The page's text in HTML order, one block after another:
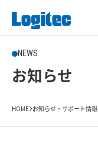
NEWS
お知らせ
HOME お知らせ・サポート情報